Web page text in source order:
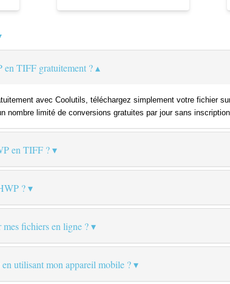
TIFF gratuitement ?
avec Coolutils, téléchargez simplement votre fichier
nombre limité de conversions gratuites par jour sans
en TIFF ?
?
fichiers en ligne ?
utilisant mon appareil mobile ?